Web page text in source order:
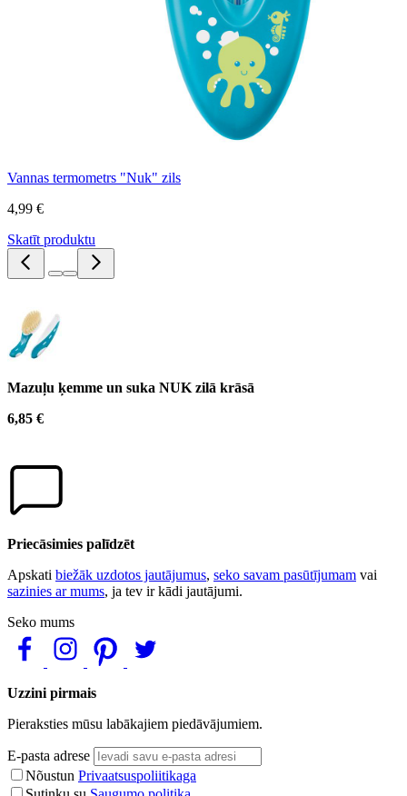
Vannas termometrs "Nuk" zils
4,99 €
Skatīt produktu
Mazuļu ķemme un suka NUK zilā krāsā
6,85 €
Priecāsimies palīdzēt
Apskati biežāk uzdotos jautājumus, seko savam pasūtījumam vai
sazinies ar mums, ja tev ir kādi jautājumi.
Seko mums
Uzzini pirmais
Pieraksties mūsu labākajiem piedāvājumiem.
E-pasta adrese
Nõustun Privaatsuspoliitikaga